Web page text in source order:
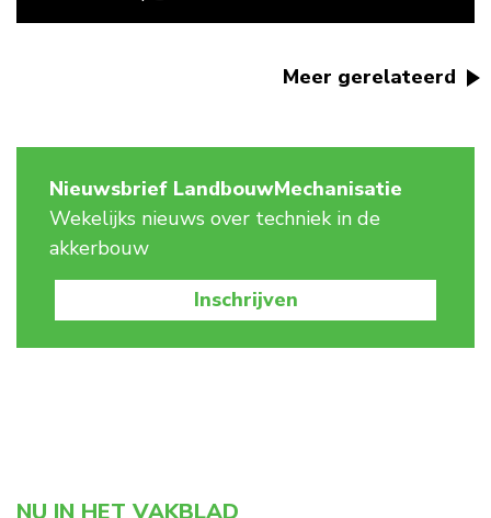
Meer gerelateerd
Nieuwsbrief LandbouwMechanisatie
Wekelijks nieuws over techniek in de
akkerbouw
Inschrijven